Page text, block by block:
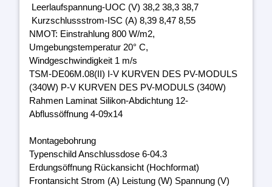
Leerlaufspannung-UOC (V) 38,2 38,3 38,7
Kurzschlussstrom-ISC (A) 8,39 8,47 8,55
NMOT: Einstrahlung 800 W/m2,
Umgebungstemperatur 20° C,
Windgeschwindigkeit 1 m/s
TSM-DE06M.08(II) I-V KURVEN DES PV-MODULS
(340W) P-V KURVEN DES PV-MODULS (340W)
Rahmen Laminat Silikon-Abdichtung 12-
Abflussöffnung 4-09x14
Montagebohrung
Typenschild Anschlussdose 6-04.3
Erdungsöffnung Rückansicht (Hochformat)
Frontansicht Strom (A) Leistung (W) Spannung (V)